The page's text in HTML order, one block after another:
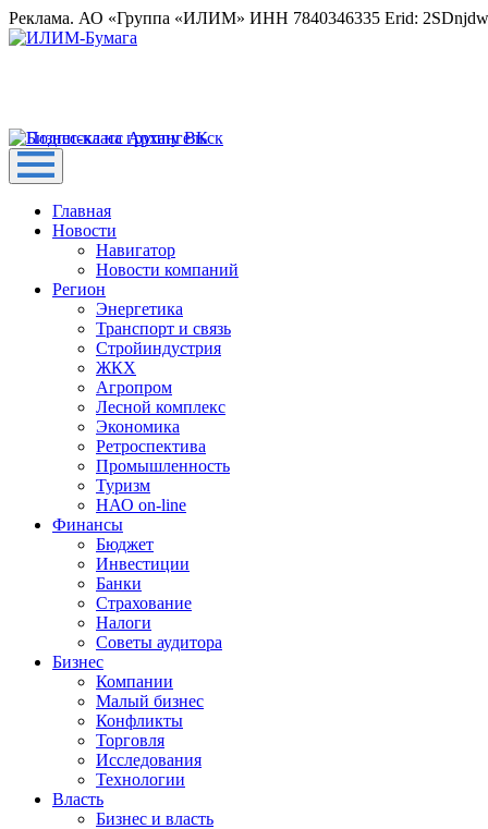
Реклама. АО «Группа «ИЛИМ» ИНН 7840346335 Erid:
Главная
Новости
Навигатор
Новости компаний
Регион
Энергетика
Транспорт и связь
Стройиндустрия
ЖКХ
Агропром
Лесной комплекс
Экономика
Ретроспектива
Промышленность
Туризм
НАО on-line
Финансы
Бюджет
Инвестиции
Банки
Страхование
Налоги
Советы аудитора
Бизнес
Компании
Малый бизнес
Конфликты
Торговля
Исследования
Технологии
Власть
Бизнес и власть